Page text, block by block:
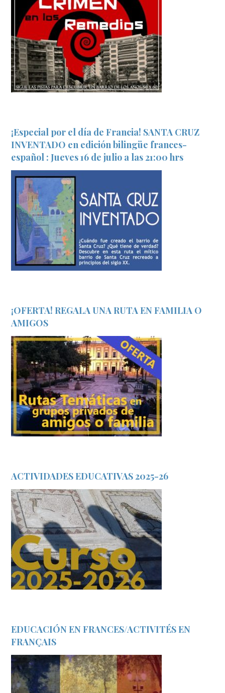
¡Especial por el día de Francia! SANTA CRUZ
INVENTADO en edición bilingüe frances-
español : Jueves 16 de julio a las 21:00 hrs
¡OFERTA! REGALA UNA RUTA EN FAMILIA O
AMIGOS
ACTIVIDADES EDUCATIVAS 2025-26
EDUCACIÓN EN FRANCES/ACTIVITÉS EN
FRANÇAIS